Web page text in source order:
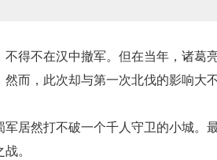
得不在汉中撤军。但在当年，诸葛
而，此次却与第一次北伐的影响大不
军居然打不破一个千人守卫的小城。
。